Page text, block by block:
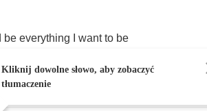
be everything want to be
when no one
Kliknij dowolne słowo, aby zobaczyć
tłumaczenie